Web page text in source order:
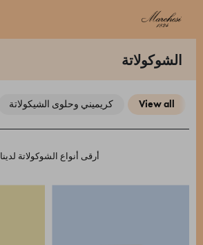
الشوكولاتة
view all كريميني وحلوى الشيكولاتة
أرقى أنواع الشوكولاتة لدينا